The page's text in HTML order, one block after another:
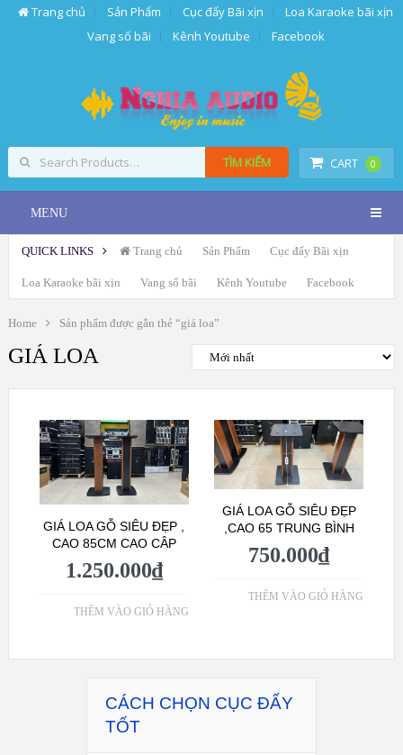
Trang chủ Sản Phẩm Cục đẩy Bãi xịn
Loa Karaoke bãi xịn
Vang số bãi
Kênh Youtube Facebook
CART 0
TÌM KIẾM
MENU
QUICK LINKS Trang chủ Sản Phẩm Cục đẩy Bãi xịn
Loa Karaoke bãi xịn Vang số bãi Kênh Youtube Facebook
Home Sản phẩm được gắn thẻ “giá loa”
GIÁ LOA
GIÁ LOA GỖ SIÊU ĐẸP ,
CAO 85CM CAO CÂP
1.250.000₫
THÊM VÀO GIỎ HÀNG
GIÁ LOA GỖ SIÊU ĐẸP
,CAO 65 TRUNG BÌNH
750.000₫
THÊM VÀO GIỎ HÀNG
CÁCH CHỌN CỤC ĐẨY
TỐT